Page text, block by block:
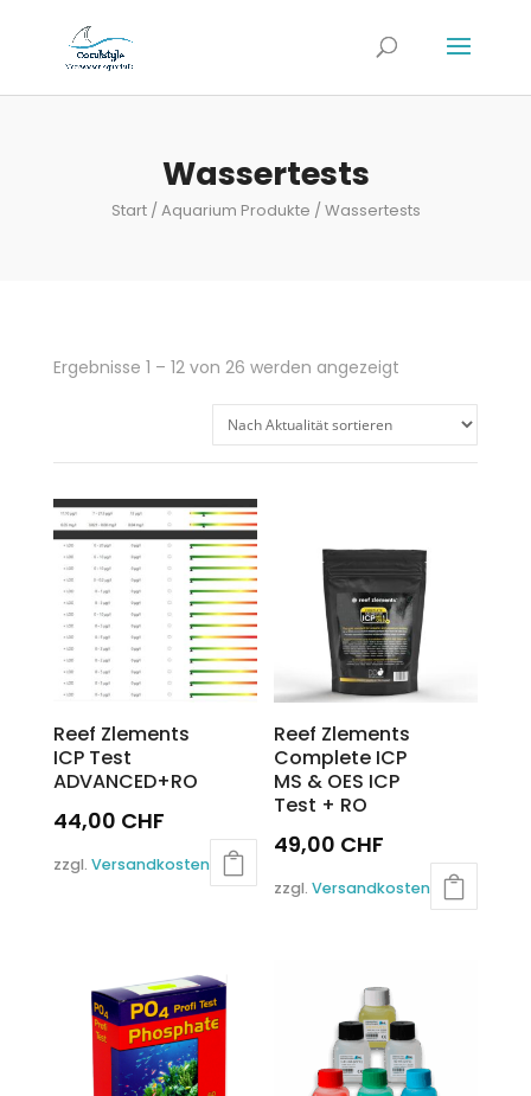
Wassertests
Start/Aquarium Produkte / Wassertests
Ergebnisse 1 – 12 von 26 werden angezeigtNach
Reef Zlements
ICP Test
ADVANCED+RO
44,00 CHF
zzgl. Versandkosten
Reef Zlements
Complete ICP
MS & OES ICP
Test + RO
49,00 CHF
zzgl.Versandkosten